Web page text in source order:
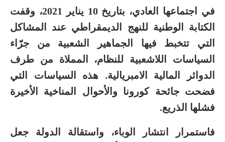
في اجتماعها العادي، بتاريخ 10 يناير 2021، وقفت
الكتابة الوطنية للنهج الديمقراطي عند المشاكل
التي تتخبط فيها الجماهير الشعبية من جرّاء
السياسات اللاشعبية للنظام، المملاة من طرف
الدوائر المالية الامبريالية. هذه السياسات التي
فضحت جائحة كورونا والأحوال المناخية الأخيرة
فشلها الذريع.
فاستمرار انتشار الوباء، واستقالة الدولة جعل